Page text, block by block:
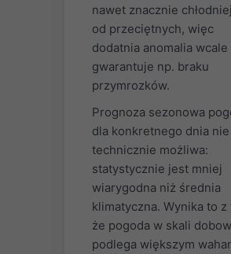
nawet znacznie
od przeciętnych, więc
dodatnia anomalia
gwarantuje np. braku
przymrozków.
Prognoza sezonowa
dla konkretnego dnia
technicznie możliwa:
statystycznie jest mniej
wiarygodna niż średnia
klimatyczna. Wynika to z
że pogoda w skali
podlega większym